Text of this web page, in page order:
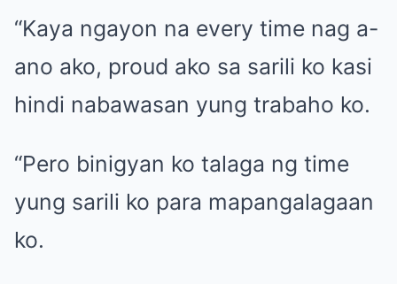
“Kaya ngayon na every time nag a-
ano ako, proud ako sa sarili ko kasi
hindi nabawasan yung trabaho ko.
“Pero binigyan ko talaga ng time
yung sarili ko para mapangalagaan
ko.